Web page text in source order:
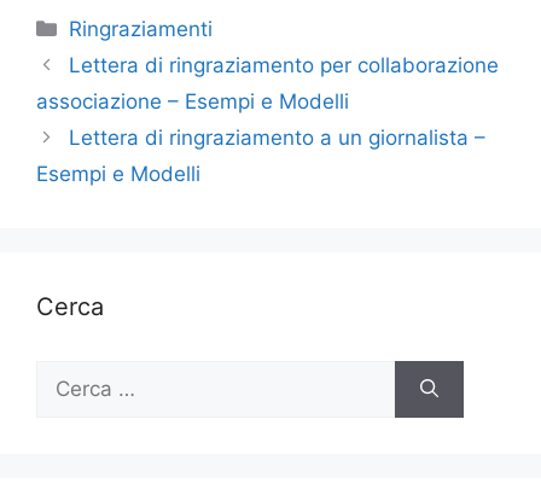
Categorie
Ringraziamenti
Lettera di ringraziamento per collaborazione
associazione – Esempi e Modelli
Lettera di ringraziamento a un giornalista –
Esempi e Modelli
Cerca
per: